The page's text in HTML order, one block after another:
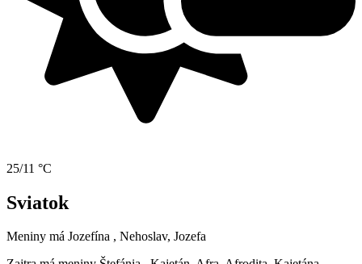
25/11 °C
Sviatok
Meniny má Jozefína , Nehoslav, Jozefa